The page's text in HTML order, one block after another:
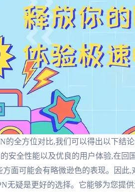
的全方位对比,我们可以得出以下结
安全性能以及优良的用户体验,在回
面可能会有略微逊色的表现。因此
无疑是更好的选择。它能够为您提